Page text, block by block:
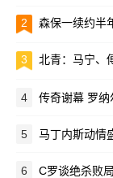
2 森保一续约半
3 北青：马宁、
4 传奇谢幕 罗
5 马丁内斯动情
6 C罗谈绝杀败局